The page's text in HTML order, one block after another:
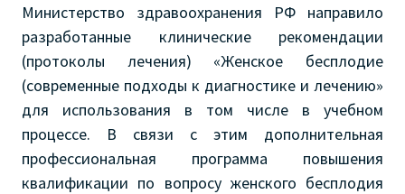
Министерство здравоохранения РФ направило
разработанные клинические рекомендации
(протоколы лечения) «Женское бесплодие
(современные подходы к диагностике и лечению»
для использования в том числе в учебном
процессе. В связи с этим дополнительная
профессиональная программа повышения
квалификации по вопросу женского бесплодия